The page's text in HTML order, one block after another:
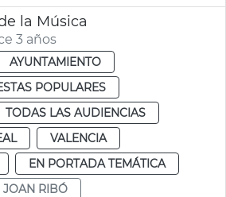
la Música
3 años
AYUNTAMIENTO
POPULARES
TODAS LAS AUDIENCIAS
VALENCIA
EN PORTADA TEMÁTICA
JOAN RIBÓ